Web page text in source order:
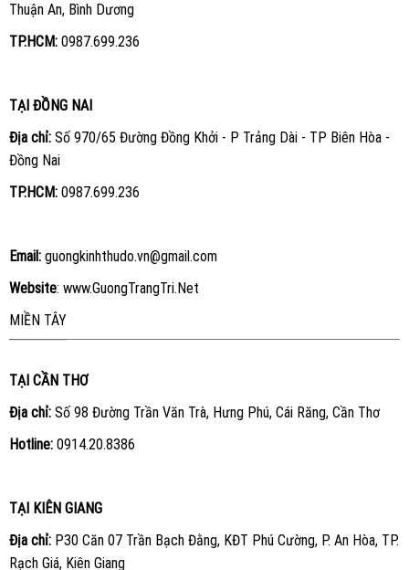
Thuận An, Bình Dương
TP.HCM: 0987.699.236
TẠI ĐỒNG NAI
Địa chỉ:Số 970/65 Đường Đồng Khởi - P Trảng Dài - TP Biên Hòa -
Đồng Nai
TP.HCM: 0987.699.236
Email:guongkinhthudo.vn@gmail.com
Website: www.GuongTrangTri.Net
MIỀN TÂY
TẠI CẦN THƠ
Địa chỉ:Số 98 Đường Trần Văn Trà, Hưng Phú, Cái Răng, Cần Thơ
Hotline: 0914.20.8386
TẠI KIÊN GIANG
Địa chỉ:P30 Căn 07 Trần Bạch Đằng, KĐT Phú Cường, P. An Hòa, TP.
Rạch Giá, Kiên Giang